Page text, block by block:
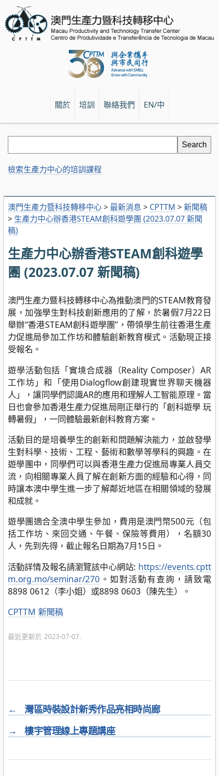
關於 培訓 聯絡我們 EN/中
澳門生產力暨科技轉移中心> 最新消息 > CPTTM >新聞稿
> 生產力中心辦香港STEAM創科遊學團 (2023.07.07 新聞
稿)
生產力中心辦香港STEAM創科遊學
團 (2023.07.07 新聞稿)
澳門生產力暨科技轉移中心為推動澳門的STEAM教育發
展，加強學生對科技創新應用的了解，於暑假7月22日
舉辦“香港STEAM創科遊學團”，帶領學生前往香港生產
力促進局參加工作坊和體驗創新教育模式。活動現正接
受報名。
遊學活動包括「實境合成器（Reality Composer）AR
工作坊」和「使用Dialogflow創建現實世界聊天機器
人」，讓同學們認識AR的應用和理解人工智能原理。當
日也會參加香港生產力促進局剛正舉行的「創科遊學 玩
轉暑假」，一同體驗最新創科教育方案。
活動目的是培養學生的創新和問題解決能力，並啟發學
生對科學、技術、工程、藝術和數學等學科的興趣。在
遊學團中，同學們可以與香港生產力促進局專業人員交
流，向相關專業人員了解在創新方面的經驗和心得，同
時讓本澳中學生進一步了解鄰近地區在相關領域的發展
和成就。
遊學團適合全澳中學生參加，費用是澳門幣500元（包
括工作坊、來回交通、午餐、保險等費用），名額30
人，先到先得，截止報名日期為7月15日。
活動詳情及報名請瀏覽該中心網站: https://events.cptt
m.org.mo/seminar/270 。如對活動有查詢，請致電
8898 0612（李小姐）或8898 0603（陳先生）。
分
CPTTM 新聞稿
最近更新於 2023-07-07.
←
灣區時裝設計新秀作品亮相時尚廊
→
樓宇管理線上專題講座
檢索生產力中心的培訓課程